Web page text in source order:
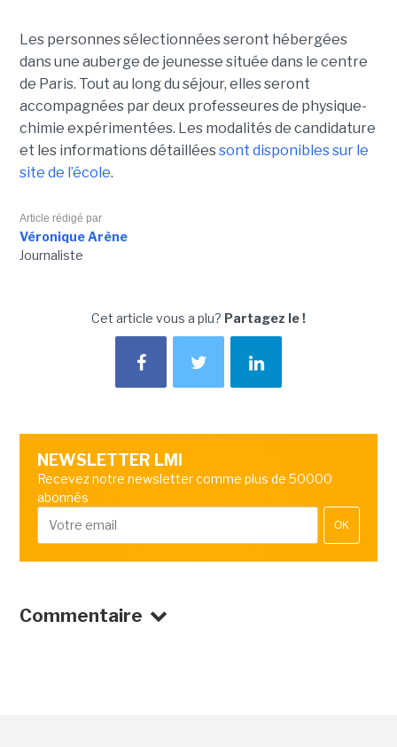
Les personnes sélectionnées seront hébergées
dans une auberge de jeunesse située dans le centre
de Paris. Tout au long du séjour, elles seront
accompagnées par deux professeures de physique-
chimie expérimentées. Les modalités de candidature
et les informations détailléessont disponibles sur le
site de l’école.
Article rédigé par
Véronique Arène
Journaliste
Cet article vous a plu? Partagez le !
NEWSLETTER LMI
Recevez notre newsletter comme plus de 50000
abonnés
OK
Commentaire